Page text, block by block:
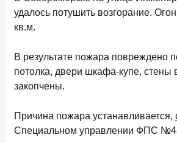
удалось потушить возгорание.
кв.м.
В результате пожара повреждено
потолка, двери шкафа-купе, стены
закопчены.
Причина пожара устанавливается,
Специальном управлении ФПС